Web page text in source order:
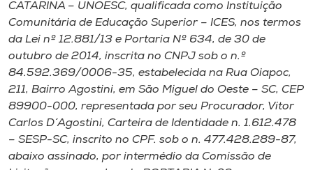
Editora
Rádio
Museu
Unoesc
Store
CATARINA – UNOESC, qualificada como Instituição
Comunitária de Educação Superior – ICES, nos termos
da Lei nº 12.881/13 e Portaria Nº 634, de 30 de
outubro de 2014, inscrita no CNPJ sob o n.º
84.592.369/0006-35, estabelecida na Rua Oiapoc,
211, Bairro Agostini, em São Miguel do Oeste – SC, CEP
89900-000, representada por seu Procurador, Vitor
Carlos D´Agostini, Carteira de Identidade n. 1.612.478
– SESP-SC, inscrito no CPF. sob o n. 477.428.289-87,
abaixo assinado, por intermédio da Comissão de